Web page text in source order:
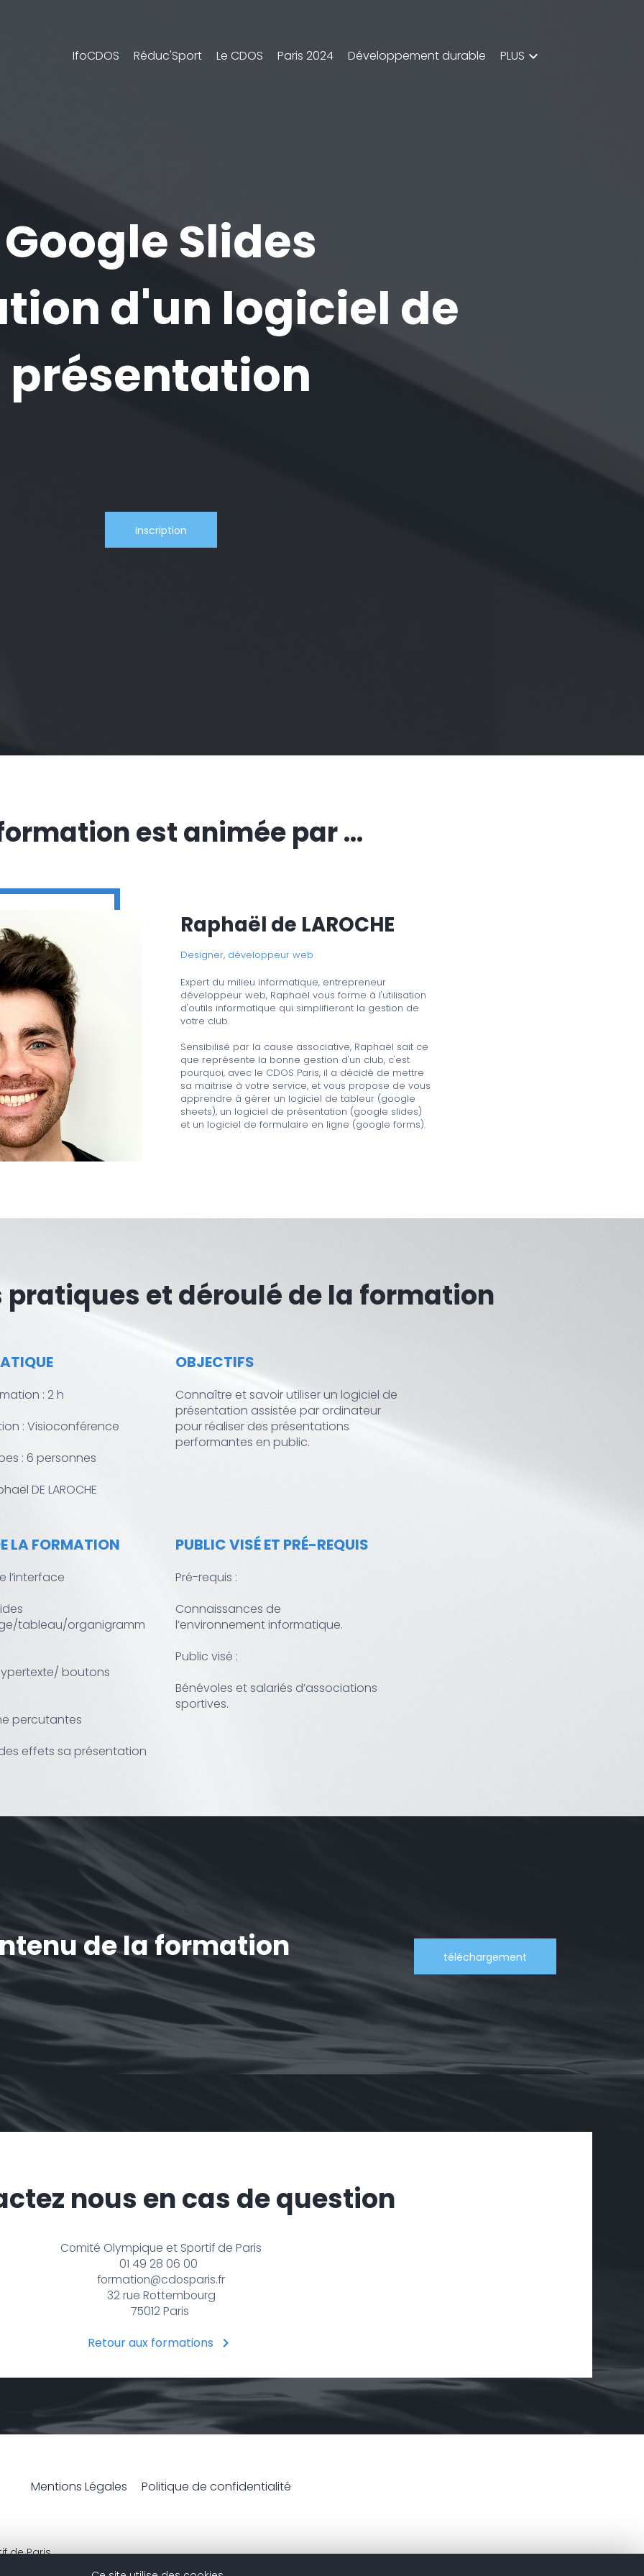
IfoCDOS Réduc'Sport Le CDOS Paris 2024 Développement durable PLUS
Google Slides
d'un logiciel de
présentation
Inscription
est animée par ...
Raphaël de LAROCHE
Designer, développeur web
Expert du milieu informatique, entrepreneur
développeur web, Raphaël vous forme à l'utilisation
d'outils informatique qui simplifieront la gestion de
votre club.
Sensibilisé par la cause associative, Raphaël sait ce
que représente la bonne gestion d'un club, c'est
pourquoi, avec le CDOS Paris, il a décidé de mettre
sa maitrise à votre service, et vous propose de vous
apprendre à gérer un logiciel de tableur (google
sheets), un logiciel de présentation (google slides)
et un logiciel de formulaire en ligne (google forms).
et déroulé de la formation
: 2 h
: Visioconférence
: 6 personnes
DE LAROCHE
OBJECTIFS
Connaître et savoir utiliser un logiciel de
présentation assistée par ordinateur
pour réaliser des présentations
performantes en public.
LA FORMATION
l’interface
tableau/organigramm
boutons
percutantes
effets sa présentation
PUBLIC VISÉ ET PRÉ-REQUIS
Pré-requis :
Connaissances de
l’environnement informatique.
Public visé :
Bénévoles et salariés d’associations
sportives.
de la formation téléchargement
nous en cas de question
Comité Olympique et Sportif de Paris
01 49 28 06 00
formation@cdosparis.fr
32 rue Rottembourg
75012 Paris
Retour aux formations
Mentions Légales Politique de confidentialité
de Paris